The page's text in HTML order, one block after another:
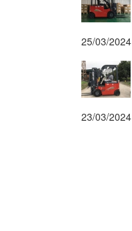
25/03/2024
23/03/2024